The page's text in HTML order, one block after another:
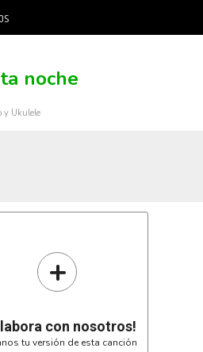
noche
y Ukulele
+
con nosotros!
tu versión de esta canción